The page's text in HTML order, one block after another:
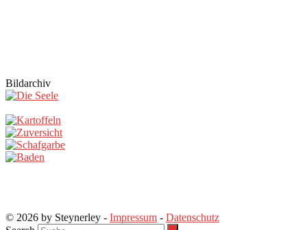
Bildarchiv
© 2026 by Steynerley - Impressum - Datenschutz